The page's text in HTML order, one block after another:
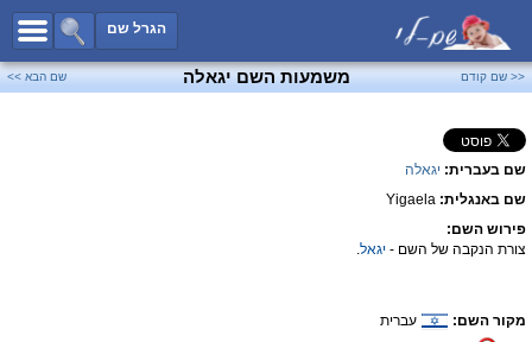
הגרל שם
כל השמות
שמות לבנים
<< שם קודם משמעות השם יגאלה שם הבא >>
שם בעברית: יגאלה
שם באנגלית: Yigaela
פירוש השם:
צורת הנקבה של השם - יגאל.
מקור השם:
עברית